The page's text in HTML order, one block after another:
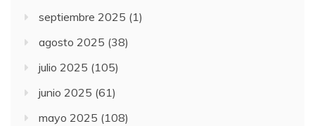
septiembre 2025 (1)
agosto 2025 (38)
julio 2025 (105)
junio 2025 (61)
mayo 2025 (108)